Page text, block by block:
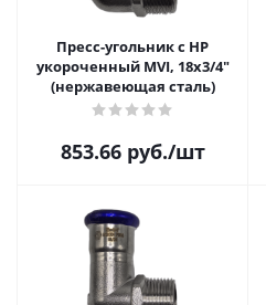
Пресс-угольник с НР
укороченный MVI, 18х3/4"
(нержавеющая сталь)
853.66руб./шт